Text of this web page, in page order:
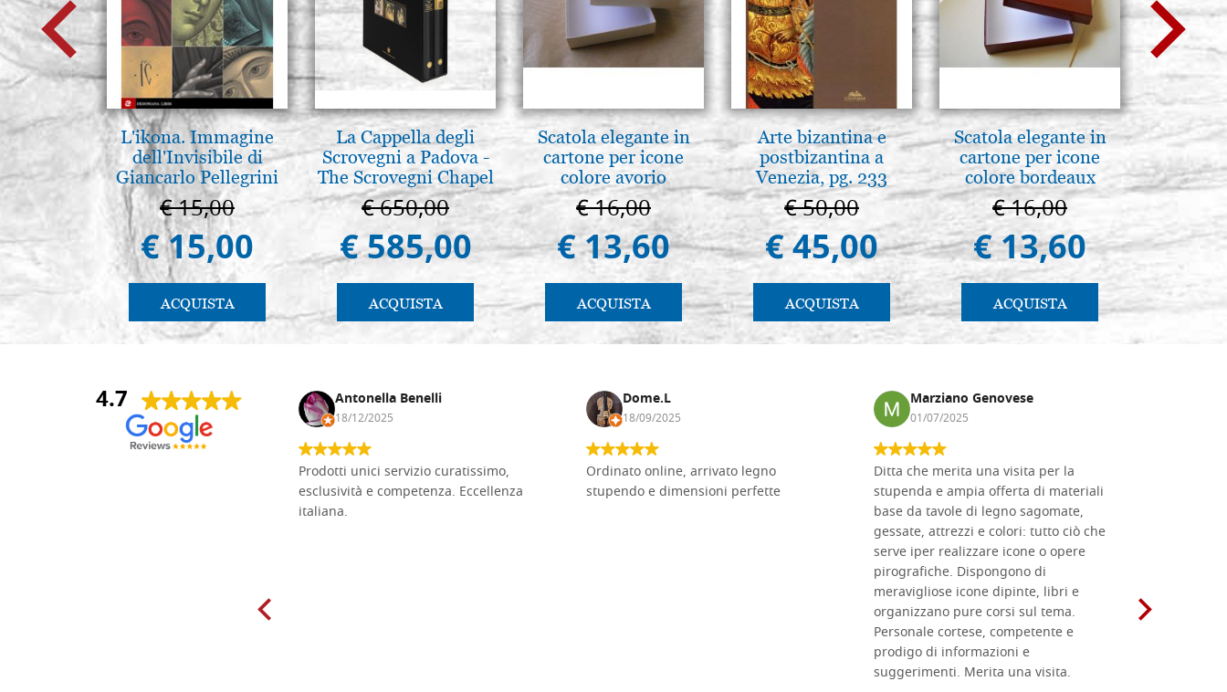
L'ikona. Immagine
dell'Invisibile di
Giancarlo Pellegrini
€ 15,00
€ 15,00
ACQUISTA
La Cappella degli
Scrovegni a Padova -
The Scrovegni Chapel
in Padua
€ 650,00
€ 585,00
ACQUISTA
Scatola elegante in
cartone per icone
colore avorio
€ 16,00
€ 13,60
ACQUISTA
Arte bizantina e
postbizantina a
Venezia, pg. 233
€ 50,00
€ 45,00
ACQUISTA
Scatola elegante in
cartone per icone
colore bordeaux
€ 16,00
€ 13,60
ACQUISTA
Luce
€
4.7
Andrea Monguzzi Antonella Benelli
18/12/2025
Prodotti unici servizio curatissimo,
esclusività e competenza. Eccellenza
italiana.
Dome.L
18/09/2025
Ordinato online, arrivato legno
stupendo e dimensioni perfette
Marziano Genovese
01/07/2025
Ditta che merita una visita per la
stupenda e ampia offerta di materiali
base da tavole di legno sagomate,
gessate, attrezzi e colori: tutto ciò che
serve iper realizzare icone o opere
pirografiche. Dispongono di
meravigliose icone dipinte, libri e
organizzano pure corsi sul tema.
Personale cortese, competente e
prodigo di informazioni e
suggerimenti. Merita una visita.